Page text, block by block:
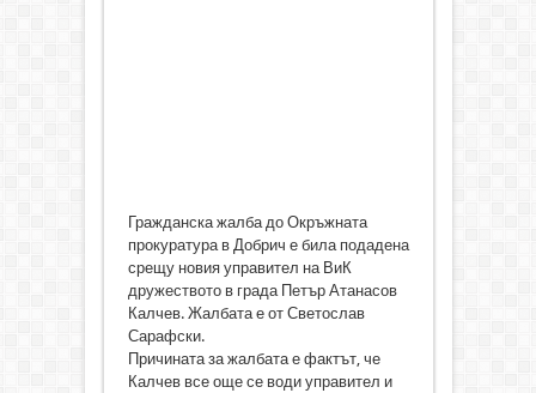
Гражданска жалба до Окръжната
прокуратура в Добрич е била подадена
срещу новия управител на ВиК
дружеството в града Петър Атанасов
Калчев. Жалбата е от Светослав
Сарафски.
Причината за жалбата е фактът, че
Калчев все още се води управител и